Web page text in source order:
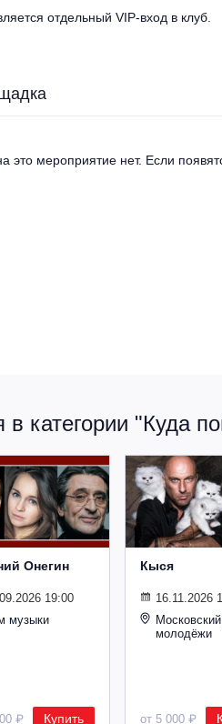
отдельный VIP-вход в клуб.
это мероприятие нет. Если
категории "Куда
Онегин
19:00
музыки
₽ Купить
Кыся
16.11.2026
молодёжи
от 5 000 ₽